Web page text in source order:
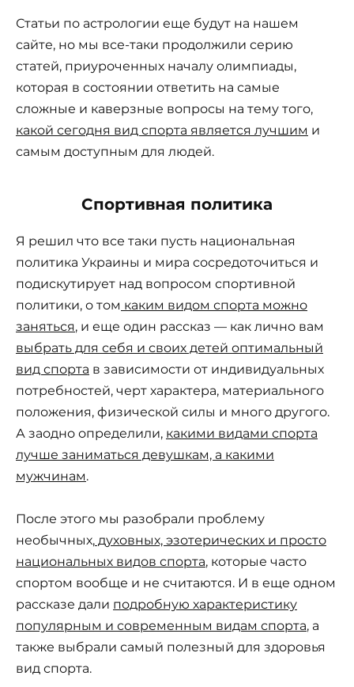
Статьи по астрологии еще будут на нашем
сайте, но мы все-таки продолжили серию
статей, приуроченных началу олимпиады,
которая в состоянии ответить на самые
сложные и каверзные вопросы на тему того,
какой сегодня вид спорта является лучшим и
самым доступным для людей.
Спортивная политика
Я решил что все таки пусть национальная
политика Украины и мира сосредоточиться и
подискутирует над вопросом спортивной
политики, о том каким видом спорта можно
заняться, и еще один рассказ — как лично вам
выбрать для себя и своих детей оптимальный
вид спорта в зависимости от индивидуальных
потребностей, черт характера, материального
положения, физической силы и много другого.
А заодно определили, какими видами спорта
лучше заниматься девушкам, а какими
мужчинам.
После этого мы разобрали проблему
необычных, духовных, эзотерических и просто
национальных видов спорта, которые часто
спортом вообще и не считаются. И в еще одном
рассказе дали подробную характеристику
популярным и современным видам спорта, а
также выбрали самый полезный для здоровья
вид спорта.